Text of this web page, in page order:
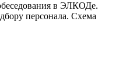
в ЭЛКОДе.
персонала. Схема